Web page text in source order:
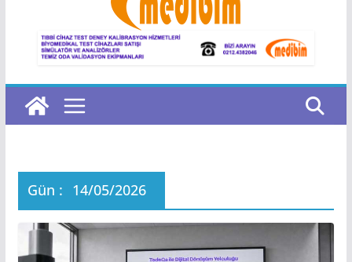
Gün : 14/05/2026